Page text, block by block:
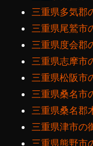
三重県多気郡
三重県尾鷲市
三重県度会郡
三重県志摩市
三重県松阪市
三重県桑名市
三重県桑名郡
三重県津市の
三重県熊野市